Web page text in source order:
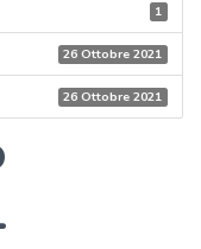
1
26 Ottobre 2021
26 Ottobre 2021